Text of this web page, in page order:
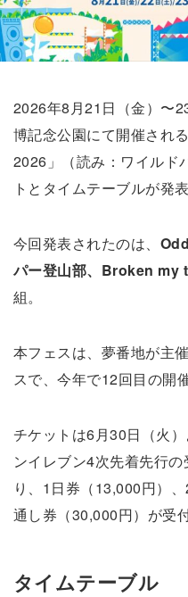
2026年8月21日（金）〜
博記念公園にて開催され
2026」（読み：ワイルド
トとタイムテーブルが発表
今回発表されたのは、
パー登山部、Broken my
組。
本フェスは、夢番地が主
スで、今年で12回目の開
チケットは6月30日（火
ンイレブン4次先着先行
り、1日券（13,000円）
通し券（30,000円）が受
タイムテーブル